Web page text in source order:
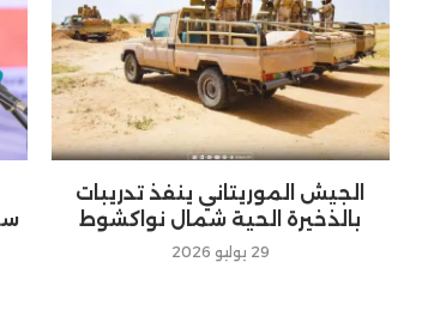
الجيش الموريتاني ينفذ تدريبات
بالذخيرة الحية شمال نواكشوط
29 يوليو 2026